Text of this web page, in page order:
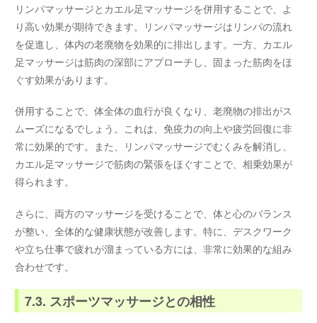
リンパマッサージとカエル足マッサージを併用することで、よ
り高い効果が期待できます。リンパマッサージはリンパの流れ
を促進し、体内の老廃物を効果的に排出します。一方、カエル
足マッサージは筋肉の深部にアプローチし、固まった筋肉をほ
ぐす効果があります。
併用することで、体全体の血行が良くなり、老廃物の排出がス
ムーズになるでしょう。これは、免疫力の向上や疲労回復に非
常に効果的です。また、リンパマッサージでむくみを解消し、
カエル足マッサージで筋肉の緊張をほぐすことで、相乗効果が
得られます。
さらに、両方のマッサージを受けることで、体と心のバランス
が整い、全体的な健康状態が改善します。特に、デスクワーク
や立ち仕事で疲れが溜まっている方には、非常に効果的な組み
合わせです。
7.3. スポーツマッサージとの相性